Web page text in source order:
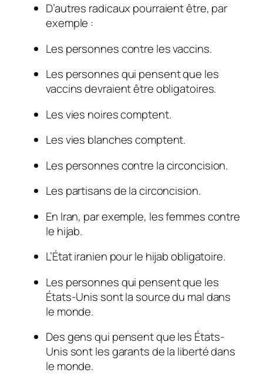
D’autres radicaux pourraient être, par
exemple :
Les personnes contre les vaccins.
Les personnes qui pensent que les
vaccins devraient être obligatoires.
Les vies noires comptent.
Les vies blanches comptent.
Les personnes contre la circoncision.
Les partisans de la circoncision.
En Iran, par exemple, les femmes contre
le hijab.
L’État iranien pour le hijab obligatoire.
Les personnes qui pensent que les
États-Unis sont la source du mal dans
le monde.
Des gens qui pensent que les États-
Unis sont les garants de la liberté dans
le monde.